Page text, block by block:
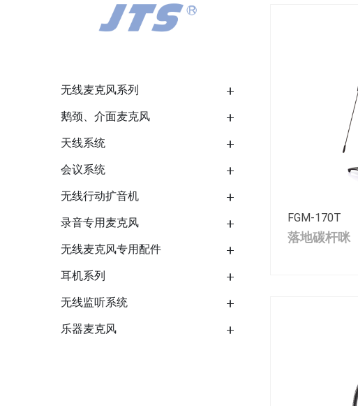
FGM-170T
落地碳杆咪
无线麦克风系列
鹅颈、介面麦克风
天线系统
会议系统
无线行动扩音机
录音专用麦克风
无线麦克风专用配件
耳机系列
无线监听系统
乐器麦克风